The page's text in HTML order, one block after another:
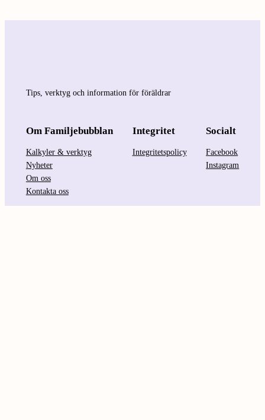
Tips, verktyg och information för föräldrar
Om Familjebubblan
Kalkyler & verktyg
Nyheter
Om oss
Kontakta oss
Integritet
Integritetspolicy
Socialt
Facebook
Instagram